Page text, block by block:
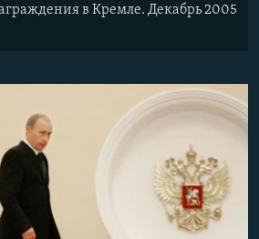
в Кремле. Декабрь 2005